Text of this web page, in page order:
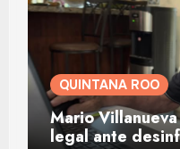
QUINTANA ROO
Mario
legal ante